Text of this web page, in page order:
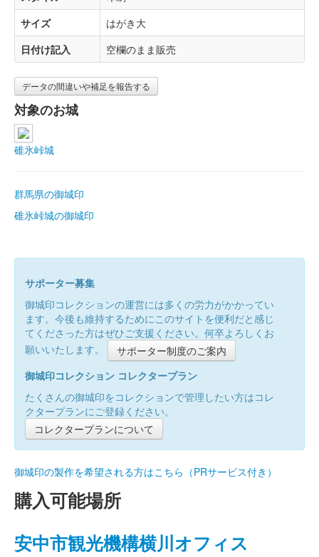
サイズ
はがき大
日付け記入
空欄のまま販売
データの間違いや補足を報告する
対象のお城
碓氷峠城
群馬県の御城印
碓氷峠城の御城印
サポーター募集
御城印コレクションの運営には多くの労力がかかってい
ます。今後も維持するためにこのサイトを便利だと感じ
てくださった方はぜひご支援ください。何卒よろしくお
願いいたします。
サポーター制度のご案内
御城印コレクション コレクタープラン
たくさんの御城印をコレクションで管理したい方はコレ
クタープランにご登録ください。
コレクタープランについて
御城印の製作を希望される方はこちら（PRサービス付き）
購入可能場所
安中市観光機構横川オフィス